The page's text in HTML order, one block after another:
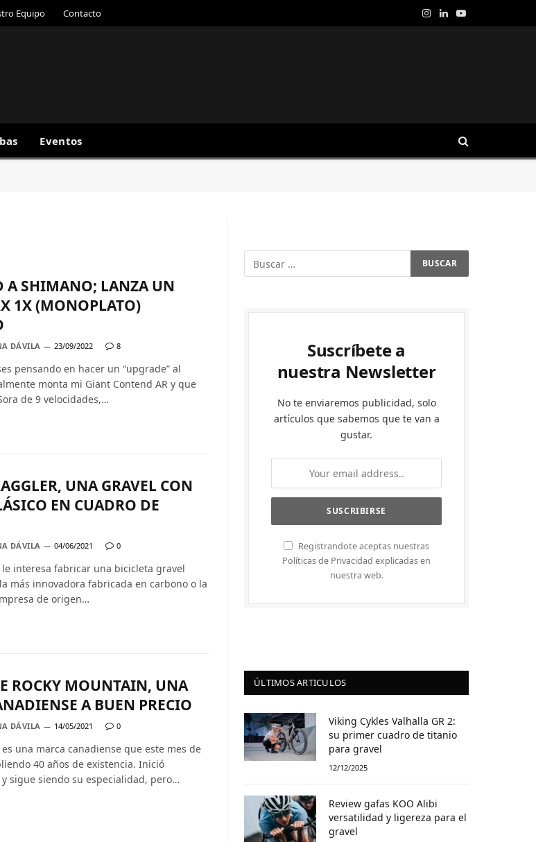
Equipo Contacto Instagram
LinkedInYouTube
Eventos
A SHIMANO; LANZA UN
1X (MONOPLATO)
DÁVILA 23/09/2022 8
pensando en hacer un “upgrade” al
monta mi Giant Contend AR y que
de 9 velocidades,…
UNA GRAVEL CON
EN CUADRO DE
DÁVILA 04/06/2021 0
le interesa fabricar una bicicleta gravel
más innovadora fabricada en carbono o la
de origen…
ROCKY MOUNTAIN, UNA
A BUEN PRECIO
DÁVILA 14/05/2021 0
una marca canadiense que este mes de
40 años de existencia. Inició
sigue siendo su especialidad, pero…
Suscríbete a
nuestra Newsletter
No te enviaremos publicidad, solo
artículos que sabemos que te van a
gustar.
Registrandote aceptas nuestras
Políticas de Privacidad explicadas en
nuestra web.
ÚLTIMOS ARTICULOS
Viking Cykles Valhalla GR 2:
su primer cuadro de titanio
para gravel
12/12/2025
Review gafas KOO Alibi
versatilidad y ligereza para el
gravel